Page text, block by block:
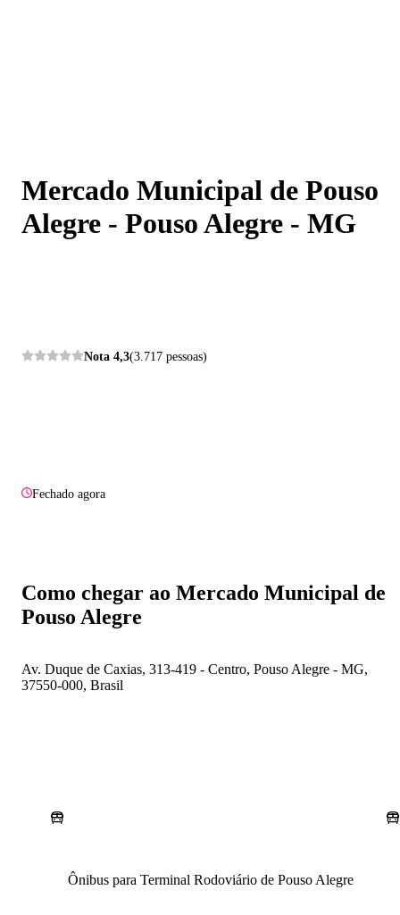
Mercado Municipal de Pouso
Alegre - Pouso Alegre - MG
Nota 4,3(3.717 pessoas)
Fechado agora
Como chegar ao Mercado Municipal de
Pouso Alegre
Av. Duque de Caxias, 313-419 - Centro, Pouso Alegre - MG,
37550-000, Brasil
Ônibus para Terminal Rodoviário de Pouso Alegre